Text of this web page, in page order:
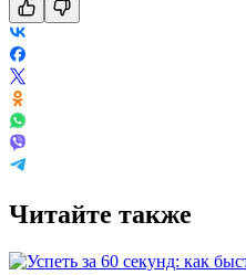
Читайте также